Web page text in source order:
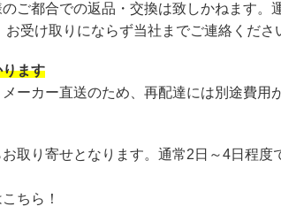
ご都合での返品・交換は致しかねます。
受け取りにならず当社までご連絡くださ
ます
ーカー直送のため、再配達には別途費用
取り寄せとなります。通常2日～4日程度
ちら！